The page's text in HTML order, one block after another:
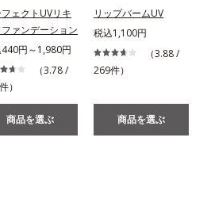
ェクトUVリキ
ファンデーション
円～1,980円
（3.78 /
）
商品を選ぶ
リップバームUV
税込1,100円
（3.88 /
269件）
商品を選ぶ